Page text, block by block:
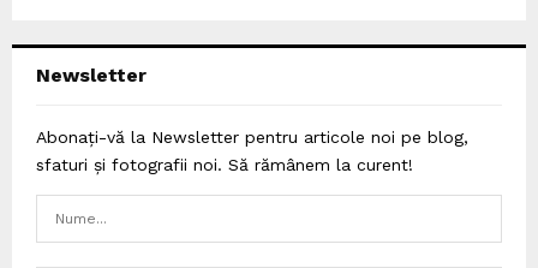
Newsletter
Abonați-vă la Newsletter pentru articole noi pe blog,
sfaturi și fotografii noi. Să rămânem la curent!